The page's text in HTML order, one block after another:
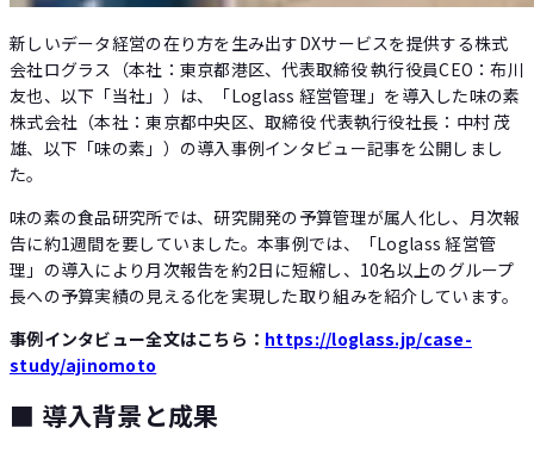
新しいデータ経営の在り方を生み出すDXサービスを提供する株式
会社ログラス（本社：東京都港区、代表取締役 執行役員CEO：布川
友也、以下「当社」）は、「Loglass 経営管理」を導入した味の素
株式会社（本社：東京都中央区、取締役 代表執行役社長：中村 茂
雄、以下「味の素」）の導入事例インタビュー記事を公開しまし
た。
味の素の食品研究所では、研究開発の予算管理が属人化し、月次報
告に約1週間を要していました。本事例では、「Loglass 経営管
理」の導入により月次報告を約2日に短縮し、10名以上のグループ
長への予算実績の見える化を実現した取り組みを紹介しています。
事例インタビュー全文はこちら： https://loglass.jp/case-
study/ajinomoto
■ 導入背景と成果